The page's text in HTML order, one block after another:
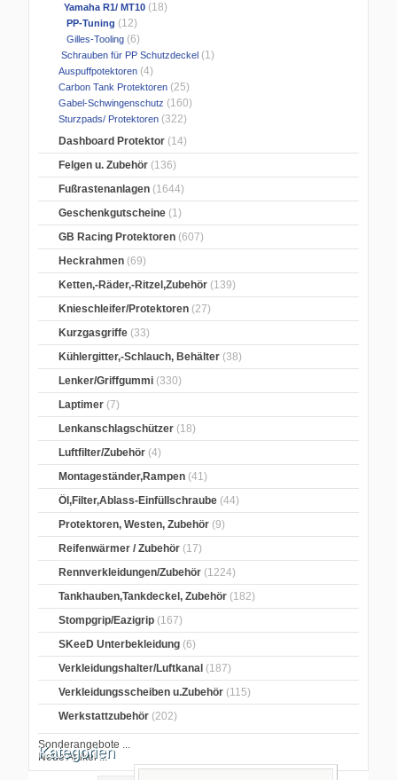
Yamaha R1/ MT10 (18)
PP-Tuning (12)
Gilles-Tooling (6)
Schrauben für PP Schutzdeckel (1)
Auspuffpotektoren (4)
Carbon Tank Protektoren (25)
Gabel-Schwingenschutz (160)
Sturzpads/ Protektoren (322)
Dashboard Protektor (14)
Felgen u. Zubehör (136)
Fußrastenanlagen (1644)
Geschenkgutscheine (1)
GB Racing Protektoren (607)
Heckrahmen (69)
Ketten,-Räder,-Ritzel,Zubehör (139)
Knieschleifer/Protektoren (27)
Kurzgasgriffe (33)
Kühlergitter,-Schlauch, Behälter (38)
Lenker/Griffgummi (330)
Laptimer (7)
Lenkanschlagschützer (18)
Luftfilter/Zubehör (4)
Montageständer,Rampen (41)
Öl,Filter,Ablass-Einfüllschraube (44)
Protektoren, Westen, Zubehör (9)
Reifenwärmer / Zubehör (17)
Rennverkleidungen/Zubehör (1224)
Tankhauben,Tankdeckel, Zubehör (182)
Stompgrip/Eazigrip (167)
SKeeD Unterbekleidung (6)
Verkleidungshalter/Luftkanal (187)
Verkleidungsscheiben u.Zubehör (115)
Werkstattzubehör (202)
Sonderangebote ...
Neue Artikel ...
Kategorien